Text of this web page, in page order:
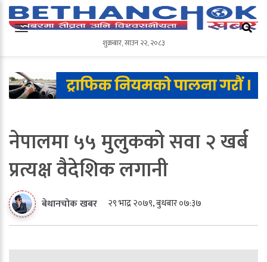
शुक्रबार,साउन २२,२०८३
शुक्रबार,साउन २२, २०८३
नेपालमा ५५ मुलुकको सवा २ खर्ब
प्रत्यक्ष वैदेशिक लगानी
बेथानचोक खबर २९ भाद्र २०७९, बुधबार ०७:३७